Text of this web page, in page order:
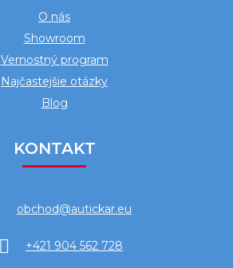
O nás
Showroom
Vernostný program
Najčastejšie otázky
Blog
KONTAKT
obchod@autickar.eu
+421 904 562 728